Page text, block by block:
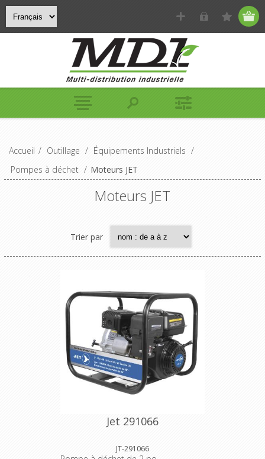
Accueil / Outillage / Équipements Industriels /
Pompes à déchet / Moteurs JET
Moteurs JET
Trier par
Jet 291066
JT-291066